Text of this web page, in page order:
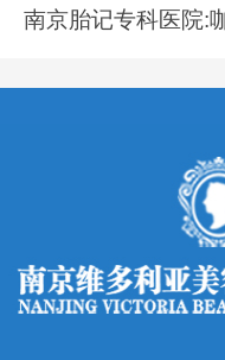
南京胎记专科医院: